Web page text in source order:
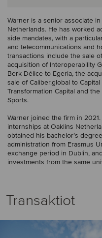
Warner is a senior associate
Netherlands. He has worked
side mandates, with a
and telecommunications and
transactions include the sale
acquisition of Interoperability
Berk Délice to Egeria, the
sale of Caliber.global to
Transformation Capital and
Sports.
Warner joined the firm in
internships at Oaklins
obtained his bachelor’s
administration from Erasmus
exchange period in Dublin,
investments from the same
Transaktiot